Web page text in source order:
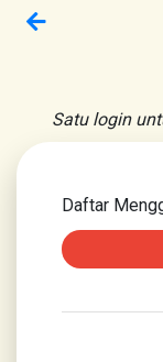
Satu login
Daftar